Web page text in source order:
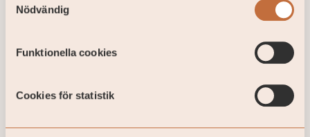
Nödvändig
Funktionella cookies
Cookies för statistik